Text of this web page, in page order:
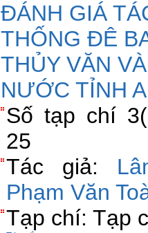
ĐÁNH GIÁ
THỐNG ĐÊ
THỦY VĂN
NƯỚC TỈNH
Số tạp chí
25
Tác giả:
Phạm Văn
Tạp chí: Tạp